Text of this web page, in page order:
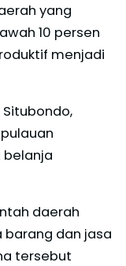
yang
10 persen
menjadi
belanja
daerah
barang dan jasa
tersebut